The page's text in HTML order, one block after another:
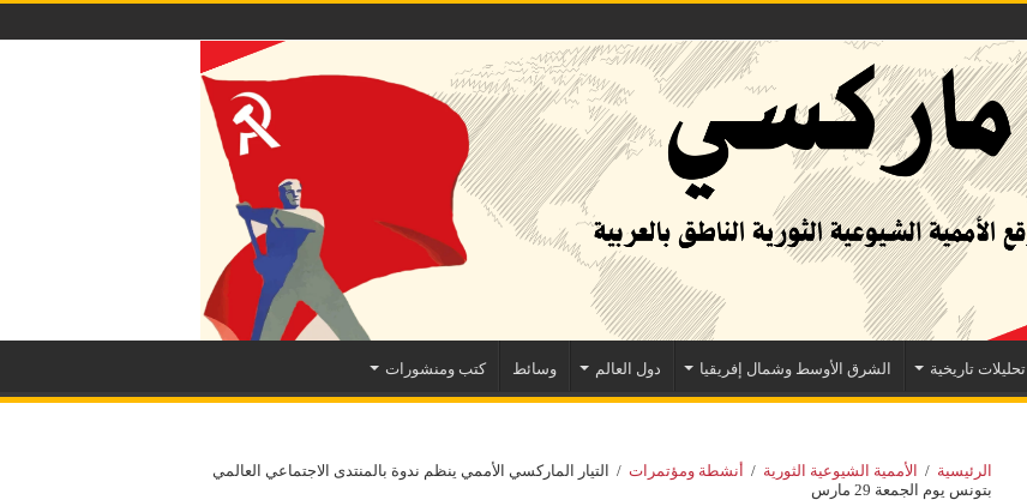
تحليلات تاريخية الشرق الأوسط وشمال إفريقيا دول العالم وسائط كتب ومنشورات
الرئيسية / الأممية الشيوعية الثورية / أنشطة ومؤتمرات /
التيار الماركسي الأممي ينظم ندوة بالمنتدى الاجتماعي العالمي
بتونس يوم الجمعة 29 مارس